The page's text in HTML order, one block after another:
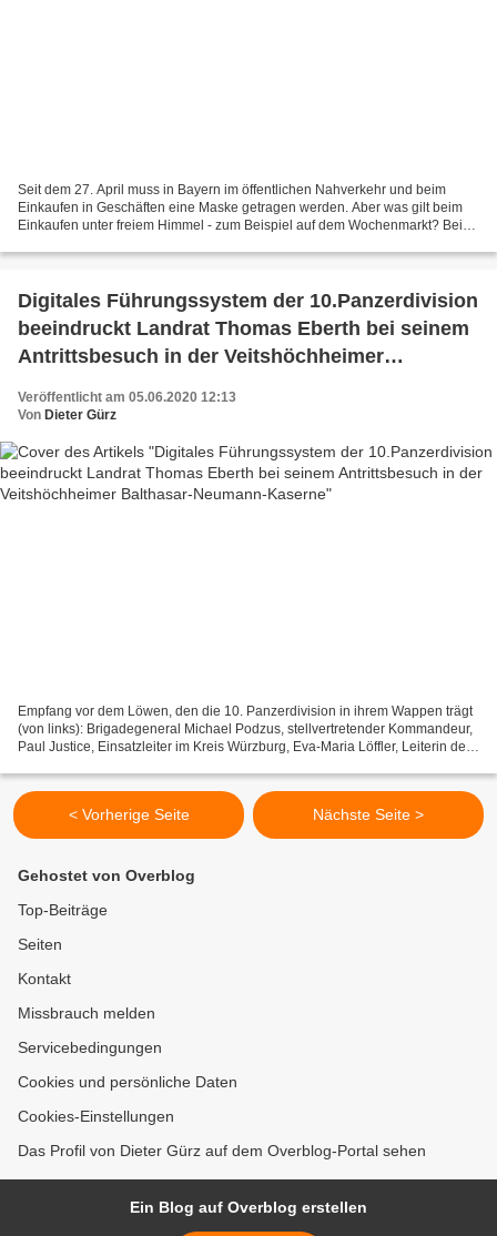
Seit dem 27. April muss in Bayern im öffentlichen Nahverkehr und beim
Einkaufen in Geschäften eine Maske getragen werden. Aber was gilt beim
Einkaufen unter freiem Himmel - zum Beispiel auf dem Wochenmarkt? Beim
Digitales Führungssystem der 10.Panzerdivision
beeindruckt Landrat Thomas Eberth bei seinem
Antrittsbesuch in der Veitshöchheimer
Veröffentlicht am 05.06.2020 12:13
Von Dieter Gürz
Empfang vor dem Löwen, den die 10. Panzerdivision in ihrem Wappen trägt
(von links): Brigadegeneral Michael Podzus, stellvertretender Kommandeur,
Paul Justice, Einsatzleiter im Kreis Würzburg, Eva-Maria Löffler, Leiterin des
< Vorherige Seite Nächste Seite >
Gehostet von Overblog
Top-Beiträge
Seiten
Kontakt
Missbrauch melden
Servicebedingungen
Cookies und persönliche Daten
Cookies-Einstellungen
Das Profil von Dieter Gürz auf dem Overblog-Portal sehen
Ein Blog auf Overblog erstellen